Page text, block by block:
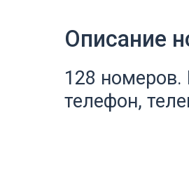
Описание
128
телефон,